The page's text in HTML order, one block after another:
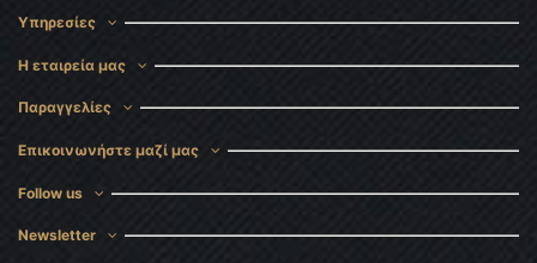
Υπηρεσίες
Η εταιρεία μας
Παραγγελίες
Επικοινωνήστε μαζί μας
Follow us
Newsletter